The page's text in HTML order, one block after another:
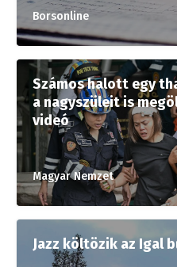
Borsonline
Számos halott egy
a nagyszüleit is
videó
Magyar Nemzet
Jazz költözik az Igal